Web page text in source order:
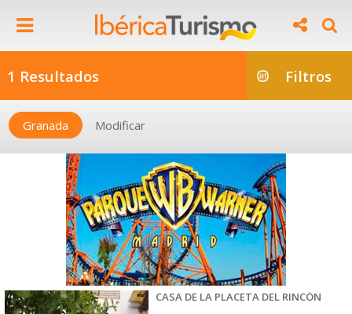
1 Resultados Filtros
Granada Modificar
CASA DE LA PLACETA DEL RINCÓN